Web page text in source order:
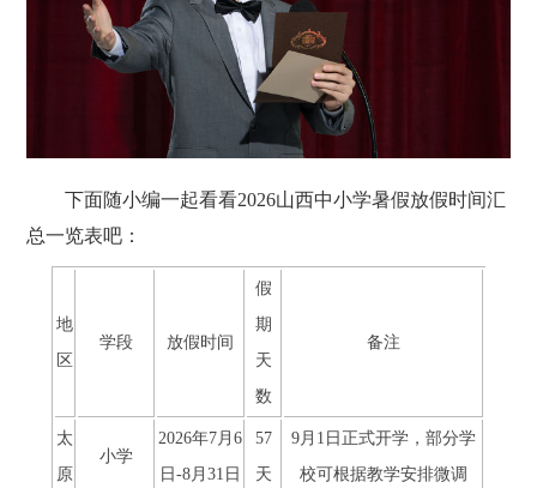
下面随小编一起看看2026山西中小学暑假放假时间汇
总一览表吧：
地
区
学段 放假时间
假
期
天
数
备注
太
原
小学
2026年7月6
日-8月31日
57
天
9月1日正式开学，部分学
校可根据教学安排微调